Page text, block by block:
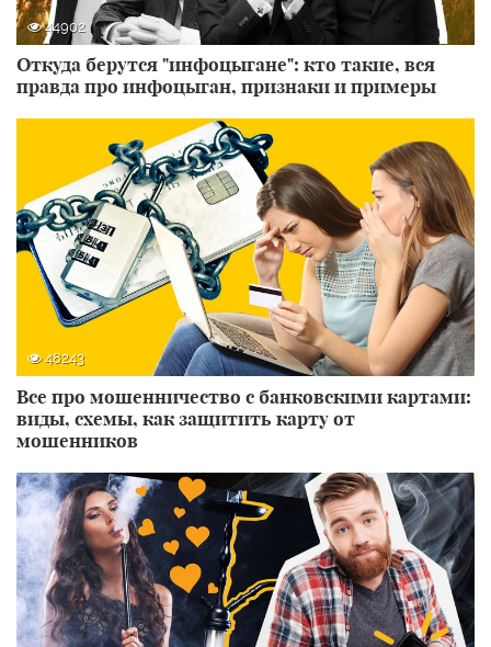
44902
Откуда берутся "инфоцыгане": кто такие, вся
правда про инфоцыган, признаки и примеры
48243
Все про мошенничество с банковскими картами:
виды, схемы, как защитить карту от
мошенников